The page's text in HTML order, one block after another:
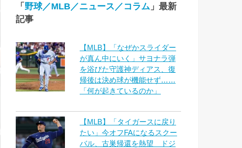
「 野球／MLB／ニュース／コラム 」最新
記事
【MLB】「なぜかスライダー
が真ん中にいく」サヨナラ弾
を浴びた守護神ディアス、復
帰後は決め球が機能せず……
「何が起きているのか」
【MLB】「タイガースに戻り
たい」今オフFAになるスクー
バル、古巣帰還を熱望 ドジ